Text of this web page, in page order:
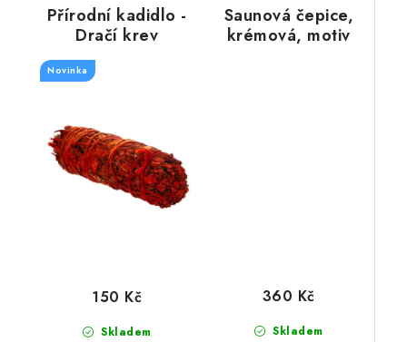
Přírodní kadidlo -
Dračí krev
Novinka
Skladem
150 Kč
Saunová čepice,
krémová, motiv
Skladem
360 Kč